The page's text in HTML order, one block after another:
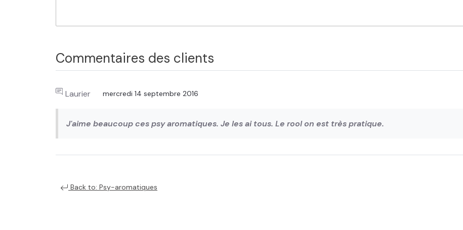
Commentaires des clients
Laurier mercredi 14 septembre 2016
J'aime beaucoup ces psy aromatiques. Je les ai tous. Le rool on est très pratique.
Back to: Psy-aromatiques